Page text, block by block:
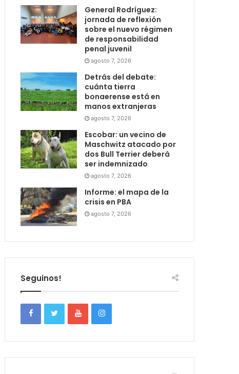
General Rodríguez:
jornada de reflexión
sobre el nuevo régimen
de responsabilidad
penal juvenil
agosto 7, 2026
Detrás del debate:
cuánta tierra
bonaerense está en
manos extranjeras
agosto 7, 2026
Escobar: un vecino de
Maschwitz atacado por
dos Bull Terrier deberá
ser indemnizado
agosto 7, 2026
Informe: el mapa de la
crisis en PBA
agosto 7, 2026
Seguinos!